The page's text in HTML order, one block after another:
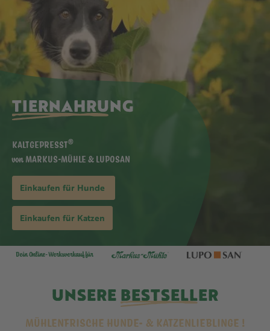
TIERNAHRUNG
KALTGEPRESST®
von MARKUS-MÜHLE & LUPOSAN
Einkaufen für Hunde
Einkaufen für Katzen
Dein Online-Werksverkauf für
UNSERE BESTSELLER
MÜHLENFRISCHE HUNDE- & KATZENLIEBLINGE !